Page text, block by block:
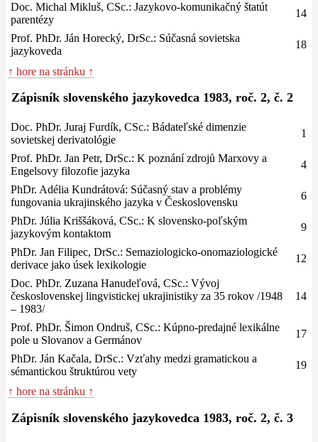
Doc. Michal Mikluš, CSc.: Jazykovo-komunikačný štatút
parentézy
14
Prof. PhDr. Ján Horecký, DrSc.: Súčasná sovietska
jazykoveda
18
↑ hore na stránku ↑
Zápisník slovenského jazykovedca 1983, roč. 2, č. 2
Doc. PhDr. Juraj Furdík, CSc.: Bádateľské dimenzie
sovietskej derivatológie
1
Prof. PhDr. Jan Petr, DrSc.: K poznání zdrojů Marxovy a
Engelsovy filozofie jazyka
4
PhDr. Adélia Kundrátová: Súčasný stav a problémy
fungovania ukrajinského jazyka v Československu
6
PhDr. Júlia Kriššáková, CSc.: K slovensko-poľským
jazykovým kontaktom
9
PhDr. Jan Filipec, DrSc.: Semaziologicko-onomaziologické
derivace jako úsek lexikologie
12
Doc. PhDr. Zuzana Hanudeľová, CSc.: Vývoj
československej lingvistickej ukrajinistiky za 35 rokov /1948
– 1983/
14
Prof. PhDr. Šimon Ondruš, CSc.: Kúpno-predajné lexikálne
pole u Slovanov a Germánov
17
PhDr. Ján Kačala, DrSc.: Vzťahy medzi gramatickou a
sémantickou štruktúrou vety
19
↑ hore na stránku ↑
Zápisník slovenského jazykovedca 1983, roč. 2, č. 3